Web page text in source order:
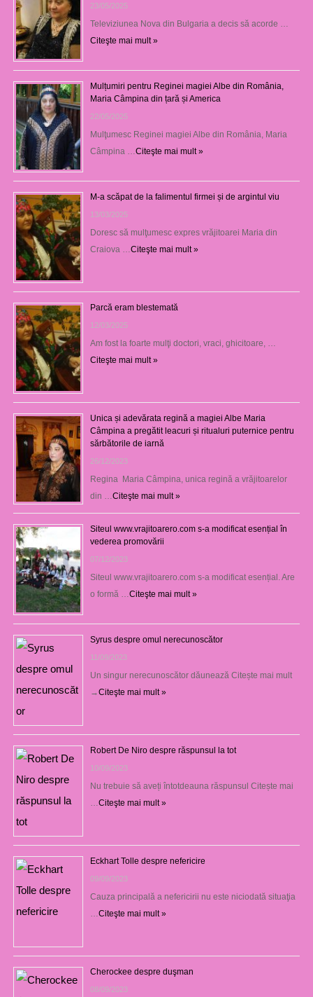
23/05/2025
Televiziunea Nova din Bulgaria a decis să acorde …
Citeşte mai mult »
Mulțumiri pentru Reginei magiei Albe din România,
Maria Câmpina din țară și America
22/05/2025
Mulţumesc Reginei magiei Albe din România, Maria
Câmpina … Citeşte mai mult »
M-a scăpat de la falimentul firmei și de argintul viu
13/03/2025
Doresc să mulţumesc expres vrăjitoarei Maria din
Craiova … Citeşte mai mult »
Parcă eram blestemată
12/03/2025
Am fost la foarte mulţi doctori, vraci, ghicitoare, …
Citeşte mai mult »
Unica și adevărata regină a magiei Albe Maria
Câmpina a pregătit leacuri și ritualuri puternice pentru
sărbătorile de iarnă
26/12/2023
Regina Maria Câmpina, unica regină a vrăjitoarelor
din … Citeşte mai mult »
Siteul www.vrajitoarero.com s-a modificat esențial în
vederea promovării
07/12/2023
Siteul www.vrajitoarero.com s-a modificat esențial. Are
o formă … Citeşte mai mult »
Syrus despre omul nerecunoscător
11/09/2023
Un singur nerecunoscător dăunează Citește mai mult
→Citeşte mai mult »
Robert De Niro despre răspunsul la tot
10/09/2023
Nu trebuie să aveți întotdeauna răspunsul Citește mai
Citeşte mai mult »
Eckhart Tolle despre nefericire
09/09/2023
Cauza principală a nefericirii nu este niciodată situaţia
Citeşte mai mult »
Cherockee despre duşman
08/09/2023